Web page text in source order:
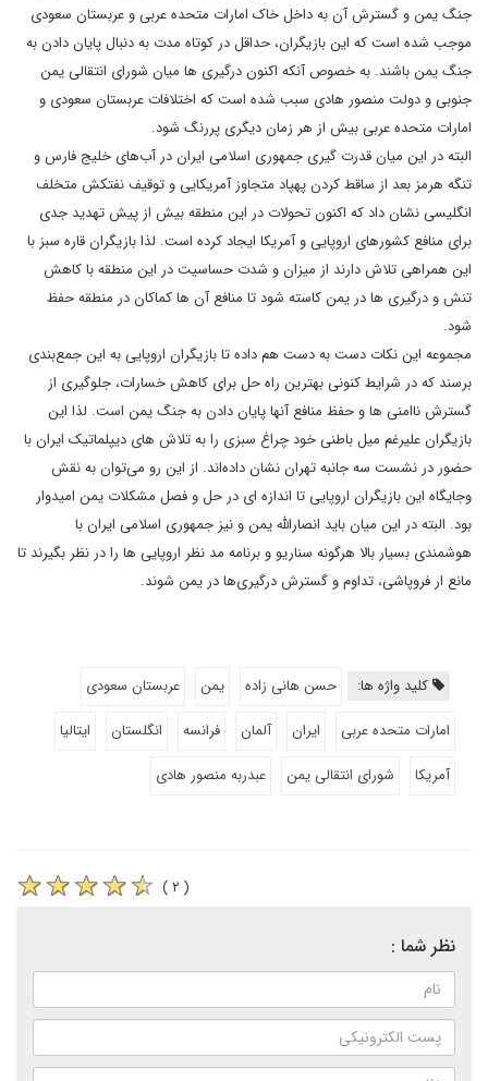
جنگ یمن و گسترش آن به داخل خاک امارات متحده عربی و عربستان سعودی
موجب شده است که این بازیگران، حداقل در کوتاه مدت به دنبال پایان دادن به
جنگ یمن باشند. به خصوص آنکه اکنون درگیری ها میان شورای انتقالی یمن
جنوبی و دولت منصور هادی سبب شده است که اختلافات عربستان سعودی و
امارات متحده عربی بیش از هر زمان دیگری پررنگ شود.
البته در این میان قدرت گیری جمهوری اسلامی ایران در آب‌های خلیج فارس و
تنگه هرمز بعد از ساقط کردن پهپاد متجاوز آمریکایی و توقیف نفتکش متخلف
انگلیسی نشان داد که اکنون تحولات در این منطقه بیش از پیش تهدید جدی
برای منافع کشورهای اروپایی و آمریکا ایجاد کرده است. لذا بازیگران قاره سبز با
این همراهی تلاش دارند از میزان و شدت حساسیت در این منطقه با کاهش
تنش و درگیری ها در یمن کاسته شود تا منافع آن ها کماکان در منطقه حفظ
شود.
مجموعه این نکات دست به دست هم داده تا بازیگران اروپایی به این جمع‌بندی
برسند که در شرایط کنونی بهترین راه حل برای کاهش خسارات، جلوگیری از
گسترش ناامنی ‌ها و حفظ منافع آنها پایان دادن به جنگ یمن است. لذا این
بازیگران علیرغم میل باطنی خود چراغ سبزی را به تلاش های دیپلماتیک ایران با
حضور در نشست سه جانبه تهران نشان داده‌اند. از این رو می‌توان به نقش
وجایگاه این بازیگران اروپایی تا اندازه ای در حل و فصل مشکلات یمن امیدوار
بود. البته در این میان باید انصارالله یمن و نیز جمهوری اسلامی ایران با
هوشمندی بسیار بالا هرگونه سناریو و برنامه مد نظر اروپایی ها را در نظر بگیرند تا
مانع ار فروپاشی، تداوم و گسترش درگیری‌ها در یمن شوند.
کلید واژه ها: حسن هانی زاده یمن
عربستان سعودی
امارات متحده عربی
ایران آلمان فرانسه انگلستان
ایتالیا
آمریکا
شورای انتقالی یمن عبدربه منصور هادی
( ۲ )
نظر شما :